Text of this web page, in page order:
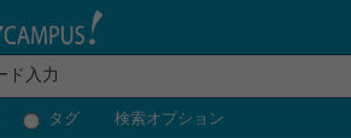
タグ 検索オプション